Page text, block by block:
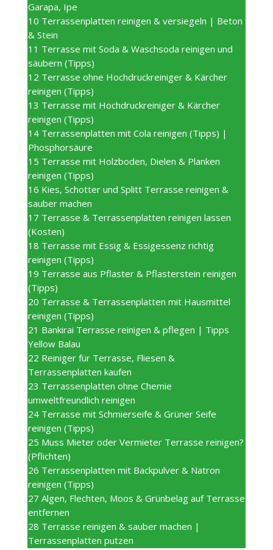
Garapa, Ipe
10 Terrassenplatten reinigen & versiegeln | Beton
& Stein
11 Terrasse mit Soda & Waschsoda reinigen und
säubern (Tipps)
12 Terrasse ohne Hochdruckreiniger & Kärcher
reinigen (Tipps)
13 Terrasse mit Hochdruckreiniger & Kärcher
reinigen (Tipps)
14 Terrassenplatten mit Cola reinigen (Tipps) |
Phosphorsäure
15 Terrasse mit Holzboden, Dielen & Planken
reinigen (Tipps)
16 Kies, Schotter und Splitt Terrasse reinigen &
sauber machen
17 Terrasse & Terrassenplatten reinigen lassen
(Kosten)
18 Terrasse mit Essig & Essigessenz richtig
reinigen (Tipps)
19 Terrasse aus Pflaster & Pflasterstein reinigen
(Tipps)
20 Terrasse & Terrassenplatten mit Hausmittel
reinigen (Tipps)
21 Bankirai Terrasse reinigen & pflegen | Tipps
Yellow Balau
22 Reiniger für Terrasse, Fliesen &
Terrassenplatten kaufen
23 Terrassenplatten ohne Chemie
umweltfreundlich reinigen
24 Terrasse mit Schmierseife & Grüner Seife
reinigen (Tipps)
25 Muss Mieter oder Vermieter Terrasse reinigen?
(Pflichten)
26 Terrassenplatten mit Backpulver & Natron
reinigen (Tipps)
27 Algen, Flechten, Moos & Grünbelag auf Terrasse
entfernen
28 Terrasse reinigen & sauber machen |
Terrassenplatten putzen